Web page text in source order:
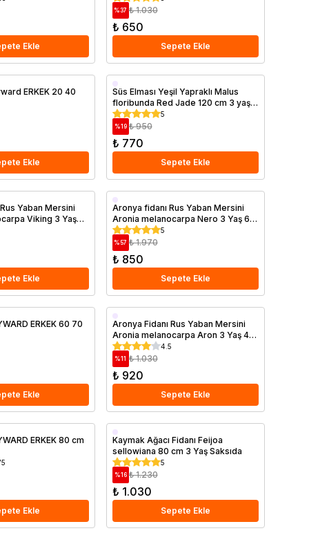
Ekle
%37 ₺ 1.030
₺ 650
Sepete Ekle
ERKEK 20 40
Ekle
Saksıda
Süs Elması Yeşil Yapraklı Malus
floribunda Red Jade 120 cm 3 yaş
Saksıda
5
%19 ₺ 950
₺ 770
Sepete Ekle
Yaban Mersini
Viking 3 Yaş
Ekle
Saksıda
Aronya fidanı Rus Yaban Mersini
Aronia melanocarpa Nero 3 Yaş 60
80 cm Saksıda
5
% 57 ₺ 1.970
₺ 850
Sepete Ekle
ERKEK 60 70
Ekle
Saksıda
Aronya Fidanı Rus Yaban Mersini
Aronia melanocarpa Aron 3 Yaş 40
60 cm
4.5
%11 ₺ 1.030
₺ 920
Sepete Ekle
ERKEK 80 cm
Ekle
Saksıda
Kaymak Ağacı Fidanı Feijoa
sellowiana 80 cm 3 Yaş Saksıda
5
%16 ₺ 1.230
₺ 1.030
Sepete Ekle